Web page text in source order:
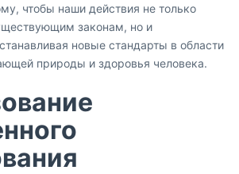
чтобы наши действия не только
законам, но и
новые стандарты в области
природы и здоровья человека.